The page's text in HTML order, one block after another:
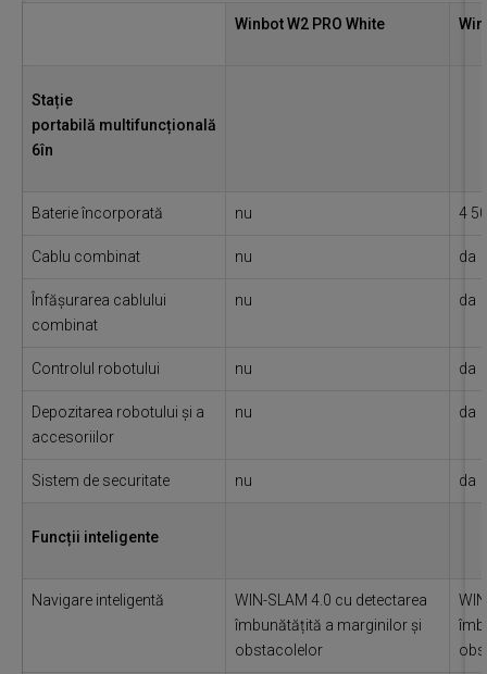
Winbot W2 PRO White
Stație
portabilă multifuncțională
6în
Baterie încorporată nu 4
Cablu combinat nu da
Înfășurarea cablului
combinat
nu da
Controlul robotului nu da
Depozitarea robotului și a
accesoriilor
nu da
Sistem de securitate nu da
Funcții inteligente
Navigare inteligentă
WIN-SLAM 4.0 cu detectarea
îmbunătățită a marginilor și
obstacolelor